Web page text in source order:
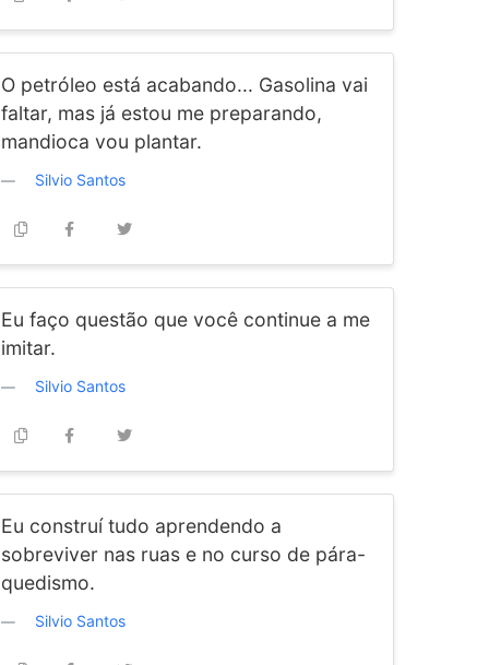
O petróleo está acabando... Gasolina vai
faltar, mas já estou me preparando,
mandioca vou plantar.
Silvio Santos
Eu faço questão que você continue a me
imitar.
Silvio Santos
Eu construí tudo aprendendo a
sobreviver nas ruas e no curso de pára-
quedismo.
Silvio Santos